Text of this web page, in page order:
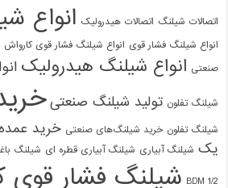
اتصالات شیلنگ اتصالات هیدرولیک انواع
انواع شیلنگ فشار قوی انواع شیلنگ فشار قوی کارواش
صنعتی انواع شیلنگ هیدرولیک
شیلنگ تفلون تولید شیلنگ صنعتی
شیلنگ تفلون خرید شیلنگ‌های صنعتی خرید
یک شیلنگ آبیاری شیلنگ آبیاری قطره ای شیلنگ
1/2 BDM شیلنگ فشار قوی